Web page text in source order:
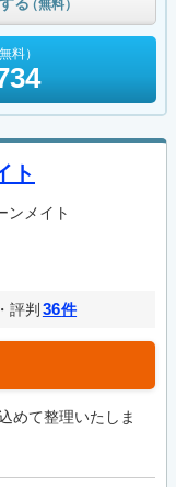
（無料）
料）
ト
ンメイト
評判 36件
めて整理いたしま